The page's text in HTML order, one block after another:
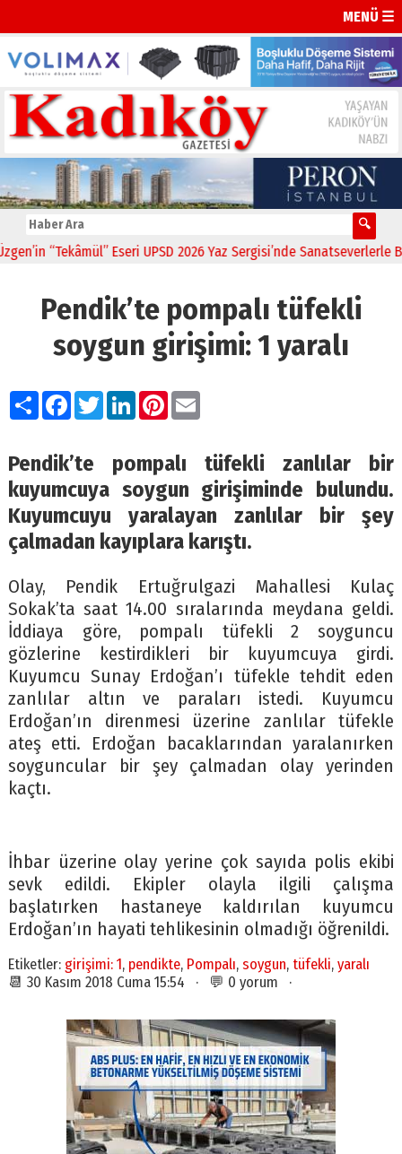
MENÜ ☰
“Tekâmül” Eseri UPSD 2026 Yaz Sergisi’nde Sanatseverlerle
Pendik’te pompalı tüfekli
soygun girişimi: 1 yaralı
PaylaşFacebook
TwitterLinkedIn
Pinterest
Email
Pendik’te pompalı tüfekli zanlılar bir
kuyumcuya soygun girişiminde bulundu.
Kuyumcuyu yaralayan zanlılar bir şey
çalmadan kayıplara karıştı.
Olay, Pendik Ertuğrulgazi Mahallesi Kulaç
Sokak’ta saat 14.00 sıralarında meydana geldi.
İddiaya göre, pompalı tüfekli 2 soyguncu
gözlerine kestirdikleri bir kuyumcuya girdi.
Kuyumcu Sunay Erdoğan’ı tüfekle tehdit eden
zanlılar altın ve paraları istedi. Kuyumcu
Erdoğan’ın direnmesi üzerine zanlılar tüfekle
ateş etti. Erdoğan bacaklarından yaralanırken
soyguncular bir şey çalmadan olay yerinden
kaçtı.
İhbar üzerine olay yerine çok sayıda polis ekibi
sevk edildi. Ekipler olayla ilgili çalışma
başlatırken hastaneye kaldırılan kuyumcu
Erdoğan’ın hayati tehlikesinin olmadığı öğrenildi.
Etiketler: girişimi: 1, pendikte, Pompalı, soygun, tüfekli, yaralı
📆 30 Kasım 2018 Cuma 15:54 · 💬 0 yorum ·